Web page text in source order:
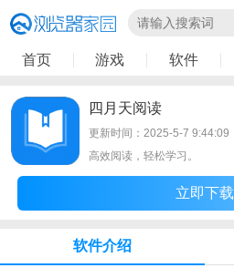
首页 游戏 软件
四月天阅读
更新时间：2025-5-7 9:44:09
高效阅读，轻松学习。
立即下载
软件介绍